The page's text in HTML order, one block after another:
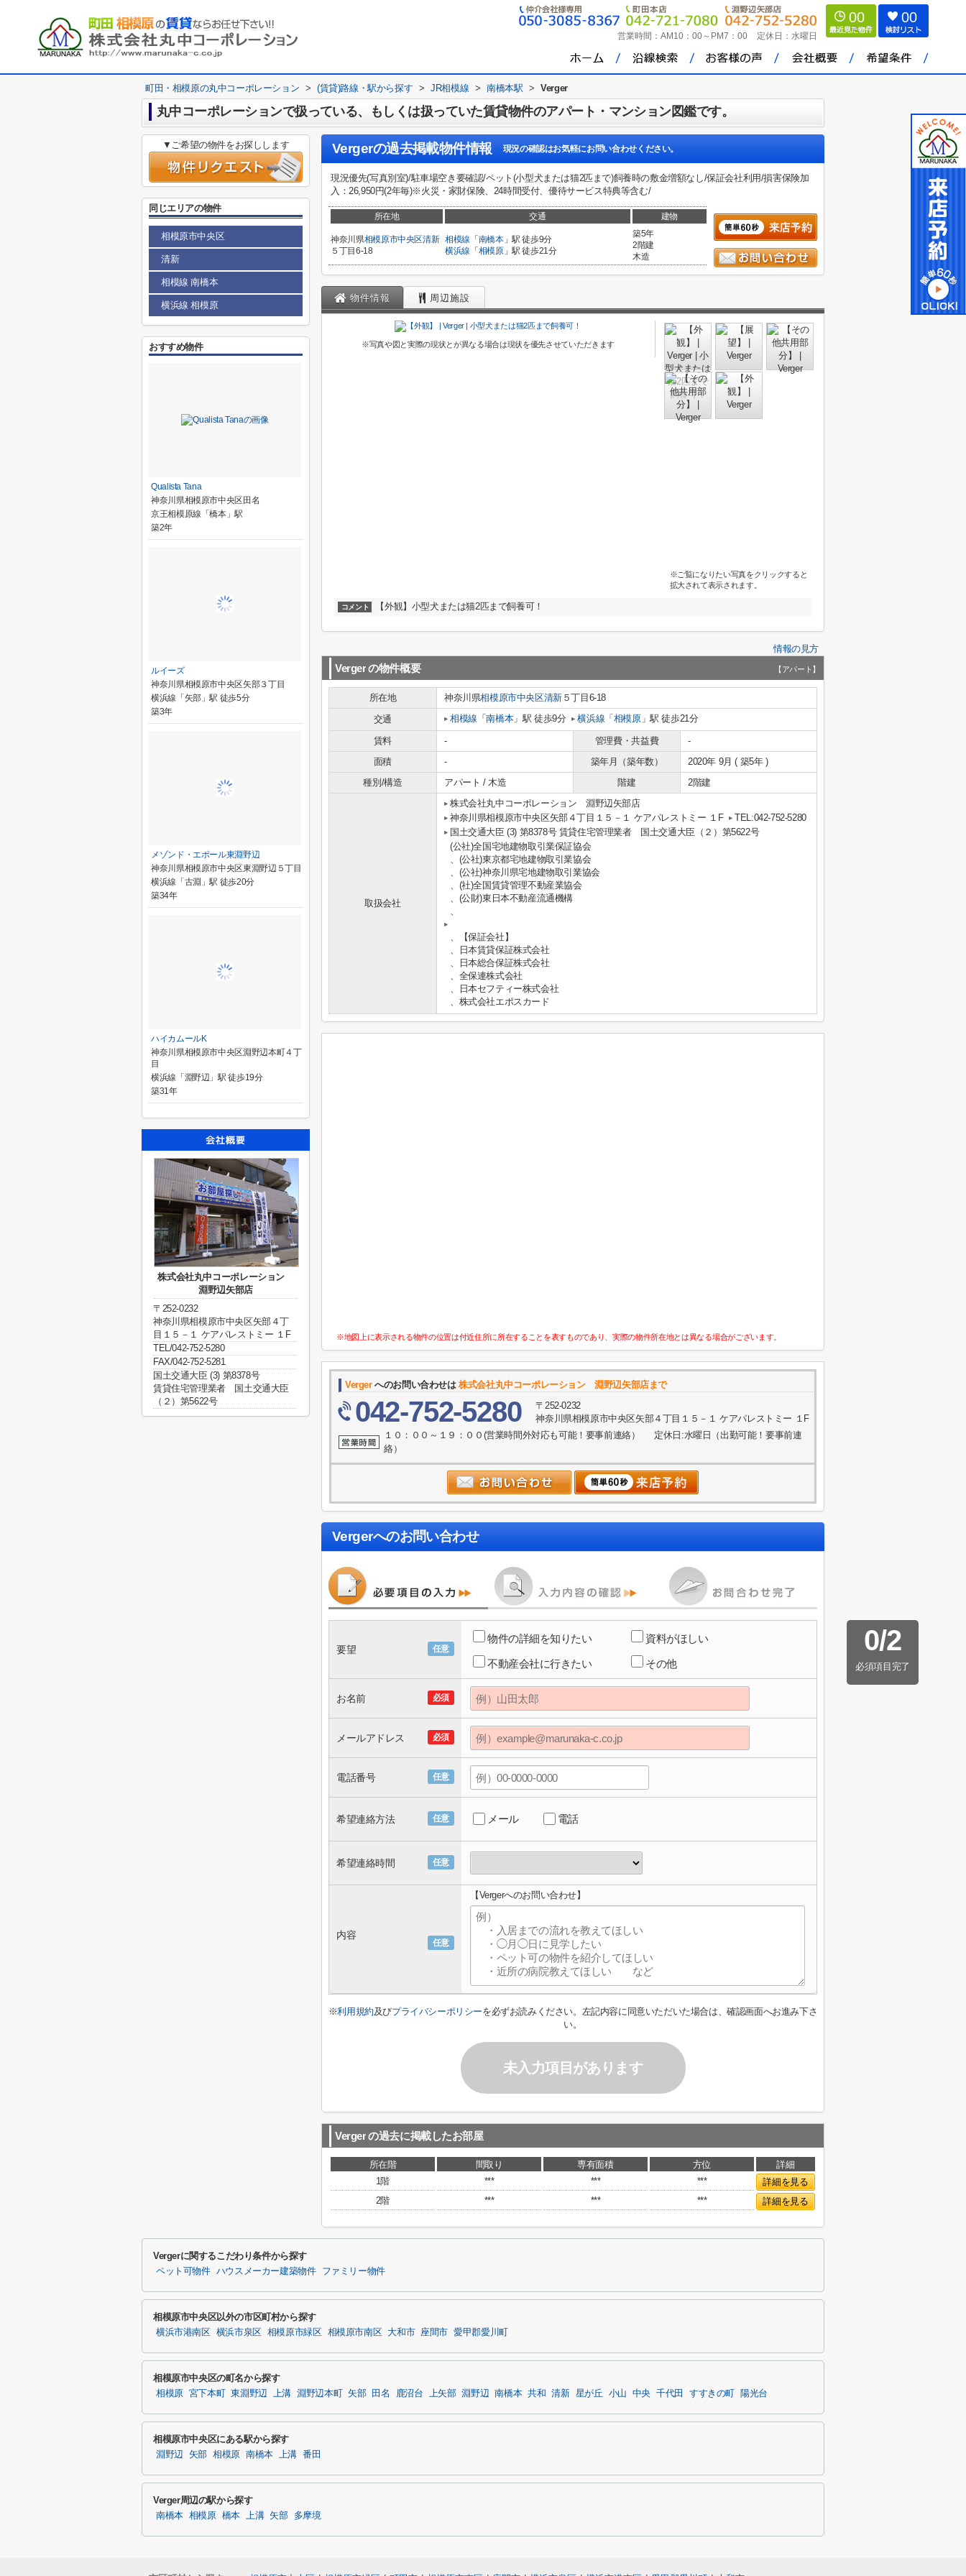
営業時間： AM10：00～PM7：00 定休日： 水曜日
00 00
町田・相模原の丸中コーポレーション > (賃貸)路線・駅から探す > JR相模線 > 南橋本駅 > Verger
丸中コーポレーションで扱っている、もしくは扱っていた賃貸物件のアパート・マンション図鑑です。
Vergerの過去掲載物件情報 現況の確認はお気軽にお問い合わせください。
現況優先(写真別室)/駐車場空き要確認/ペット(小型犬または猫2匹まで)飼養時の敷金増額なし/保証会社利用/損害保険加
入：26,950円(2年毎)※火災・家財保険、24時間受付、優待サービス特典等含む/
所在地 交通 建物
神奈川県相模原市中央区清新
５丁目6-18
相模線 「 南橋本」駅 徒歩9分
横浜線 「 相模原」駅 徒歩21分
築5年
2階建
木造
物件情報 周辺施設
※写真や図と実際の現状とが異なる場合は現状を優先させていただきます
※ご覧になりたい写真をクリックすると
拡大されて表示されます。
コメント 【外観】小型犬または猫2匹まで飼養可！
情報の見方
Verger の物件概要 【アパート】
所在地 神奈川県相模原市中央区清新５丁目6-18
交通
相模線 「南橋本」駅 徒歩9分 横浜線 「 相模原」駅 徒歩21分
賃料 - 管理費・共益費
-
面積
- 築年月（築年数）
2020年 9月 ( 築5年 )
種別/構造
アパート / 木造 階建 2階建
取扱会社
株式会社丸中コーポレーション 淵野辺矢部店
神奈川県相模原市中央区矢部４丁目１５－１ ケアパレストミー １F
TEL:042-752-5280
国土交通大臣 (3) 第8378号 賃貸住宅管理業者 国土交通大臣（２）第5622号
(公社)全国宅地建物取引業保証協会
、(公社)東京都宅地建物取引業協会
、(公社)神奈川県宅地建物取引業協会
、(社)全国賃貸管理不動産業協会
、(公財)東日本不動産流通機構
、
、【保証会社】
、日本賃貸保証株式会社
、日本総合保証株式会社
、全保連株式会社
、日本セフティー株式会社
、株式会社エポスカード
※地図上に表示される物件の位置は付近住所に所在することを表すものであり、実際の物件所在地とは異なる場合がございます。
Vergerへのお問い合わせは株式会社丸中コーポレーション 淵野辺矢部店まで
042-752-5280
〒252-0232
神奈川県相模原市中央区矢部４丁目１５－１ ケアパレストミー １F
１０：００～１９：００(営業時間外対応も可能！要事前連絡） 定休日:水曜日（出勤可能！要事前連
絡）
Vergerへのお問い合わせ
0/2
必須項目完了
任意
要望
物件の詳細を知りたい 資料がほしい
不動産会社に行きたい その他
必須
お名前
必須
メールアドレス
任意
電話番号
任意
希望連絡方法 メール 電話
任意
希望連絡時間
任意
内容
【Vergerへのお問い合わせ】
※利用規約及びプライバシーポリシーを必ずお読みください。左記内容に同意いただいた場合は、確認画面へお進み下さ
い。
未入力項目があります
Verger の過去に掲載したお部屋
所在階 間取り 専有面積 方位
詳細
1階
*** *** ***
詳細を見る
2階
*** *** *** 詳細を見る
▼ご希望の物件をお探しします
同じエリアの物件
相模原市中央区
清新
相模線 南橋本
横浜線 相模原
おすすめ物件
Qualista Tana
神奈川県相模原市中央区田名
京王相模原線「橋本」駅
築2年
ルイーズ
神奈川県相模原市中央区矢部３丁目
横浜線「矢部」駅 徒歩5分
築3年
メゾンド・エポール東淵野辺
神奈川県相模原市中央区東淵野辺５丁目
横浜線「古淵」駅 徒歩20分
築34年
ハイカムールK
神奈川県相模原市中央区淵野辺本町４丁
目
横浜線「淵野辺」駅 徒歩19分
築31年
株式会社丸中コーポレーション
淵野辺矢部店
〒252-0232
神奈川県相模原市中央区矢部４丁
目１５－１ ケアパレストミー １F
TEL/042-752-5280
FAX/042-752-5281
国土交通大臣 (3) 第8378号
賃貸住宅管理業者 国土交通大臣
（２）第5622号
Vergerに関するこだわり条件から探す
ペット可物件 ハウスメーカー建築物件 ファミリー物件
相模原市中央区以外の市区町村から探す
横浜市港南区 横浜市泉区 相模原市緑区 相模原市南区 大和市 座間市 愛甲郡愛川町
相模原市中央区の町名から探す
相模原 宮下本町 東淵野辺 上溝 淵野辺本町 矢部 田名 鹿沼台 上矢部 淵野辺 南橋本 共和 清新 星が丘 小山 中央 千代田 すすきの町 陽光台
相模原市中央区にある駅から探す
淵野辺 矢部 相模原 南橋本 上溝 番田
Verger周辺の駅から探す
南橋本 相模原 橋本 上溝 矢部 多摩境